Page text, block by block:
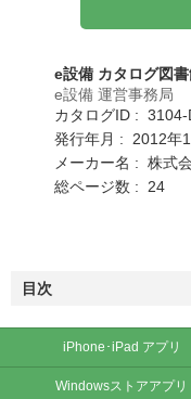
e設備 カタログ図
e設備 運営事務局
カタログID : 3104-
発行年月 : 2012年
メーカー名 : 株式
総ページ数 : 24
目次
iPhone･iPad アプリ
Windowsストアアプリ